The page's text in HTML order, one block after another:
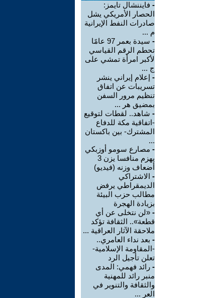
- فايننشال تايمز:
الحصار الأمريكي يشل
صادرات النفط الإيرانية
م ...
-
سيدة بعمر 97 عامًا
تحطم الرقم القياسي
لأكبر امرأة تمشي على
ج ...
- إعلام إيراني ينشر
تسريبات عن اتفاق
تنظيم مرور السفن
بمضيق هر ...
- شاهد.. لقطات لتوقيع
-اتفاقية مكة للدفاع
المشترك- بين باكستان
...
- مصارع سومو أوزبكي
يهزم منافسا يزن 3
أضعاف وزنه (فيديو)
- الاشتراكي
الديمقراطي يرفض
مطالب حزب البيئة
بزيادة الهجرة
- «لن نتخلى عن أي
قطعة».. الثقافة تؤكد
ملاحقة الآثار العراقية ...
- بعد نداء العامري..
-المقاومة الإسلامية-
تعلن تأجيل الرد
- رائد فهمي: المدى
منبر رائد للمهنية
والثقافة والتنوير في
العر ...